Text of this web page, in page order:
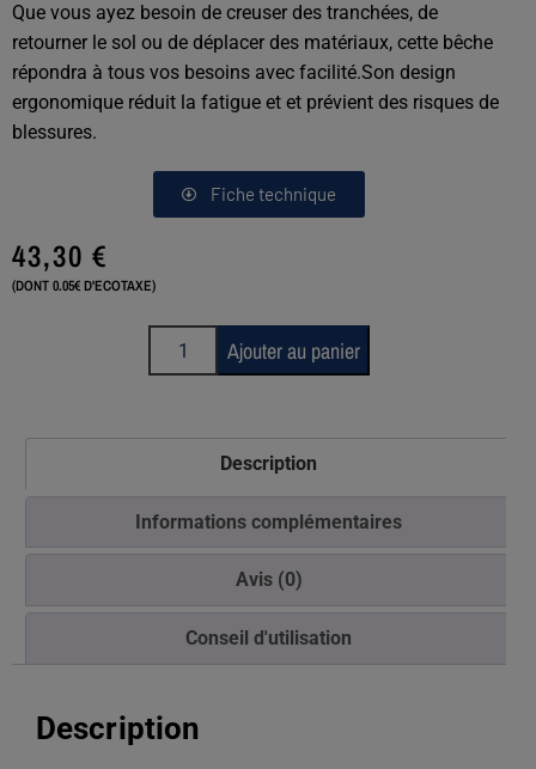
Que vous ayez besoin de creuser des tranchées, de
retourner le sol ou de déplacer des matériaux, cette bêche
répondra à tous vos besoins avec facilité.Son design
ergonomique réduit la fatigue et et prévient des risques de
blessures.
Fiche technique
43,30€
(DONT 0.05€ D'ECOTAXE)
Ajouter au panier
Description
Informations complémentaires
Avis (0)
Conseil d'utilisation
Description